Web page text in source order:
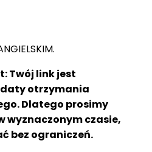
Twój link jest
otrzymania
Dlatego prosimy
wyznaczonym czasie,
bez ograniczeń.